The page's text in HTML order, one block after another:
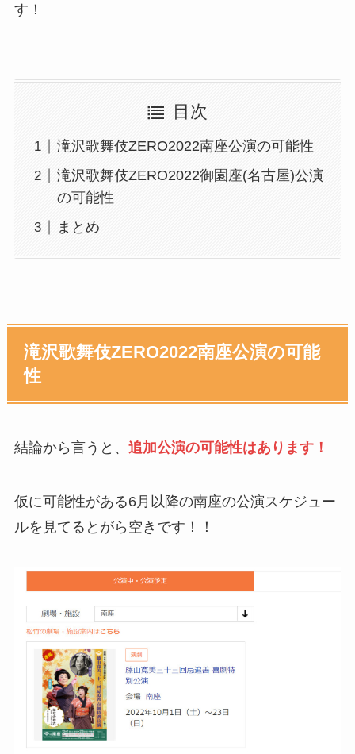
す！
目次
滝沢歌舞伎ZERO2022南座公演の可能性
滝沢歌舞伎ZERO2022御園座(名古屋)公演
の可能性
まとめ
滝沢歌舞伎ZERO2022南座公演の可能
性
結論から言うと、 追加公演の可能性はあります！
仮に可能性がある6月以降の南座の公演スケジュー
ルを見てるとがら空きです！！